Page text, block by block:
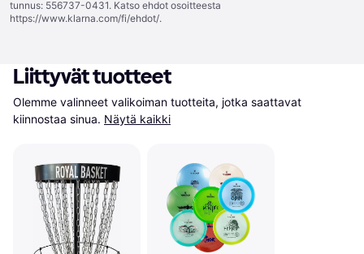
tunnus: 556737-0431. Katso ehdot osoitteesta
https://www.klarna.com/fi/ehdot/.
Liittyvät tuotteet
Olemme valinneet valikoiman tuotteita, jotka saattavat
kiinnostaa sinua. Näytä kaikki